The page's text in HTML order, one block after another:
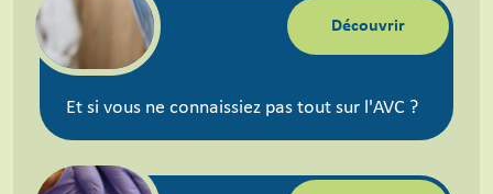
Et si vous ne connaissiez pas tout sur l'AVC ?
Découvrir